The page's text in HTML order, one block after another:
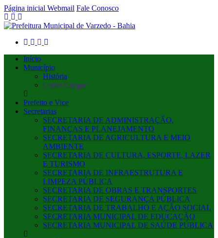
Página inicial Webmail Fale Conosco
Início
Município
História
Como Chegar
Prefeito e Vice
Secretarias
SECRETARIA DE ADMINISTRAÇÃO,
FINANÇAS E PLANEJAMENTO
SECRETARIA DE AGRICULTURA E MEIO
AMBIENTE
SECRETARIA DE CULTURA, ESPORTE, LAZER
E TURISMO
SECRETARIA DE INFRAESTRUTURA E
LIMPEZA PÚBLICA
SECRETARIA DE OBRAS E TRANSPORTES
SECRETARIA DE SEGURANÇA PÚBLICA
SECRETARIA DE TRABALHO E AÇÃO SOCIAL
SECRETARIA MUNICIPAL DE EDUCAÇÃO
SECRETARIA MUNICIPAL DE SAÚDE PÚBLICA